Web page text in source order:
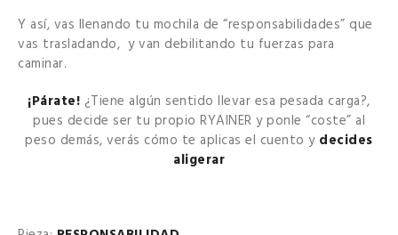
Y así, vas llenando tu mochila de “responsabilidades” que
vas trasladando, y van debilitando tu fuerzas para
caminar.
¡Párate! ¿Tiene algún sentido llevar esa pesada carga?,
pues decide ser tu propio RYAINER y ponle “coste” al
peso demás, verás cómo te aplicas el cuento y decides
aligerar